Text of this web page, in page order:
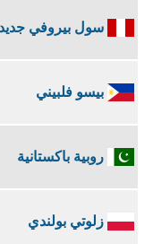
سول بيروفي جديد
بيسو فلبيني
روبية باكستانية
زلوتي بولندي